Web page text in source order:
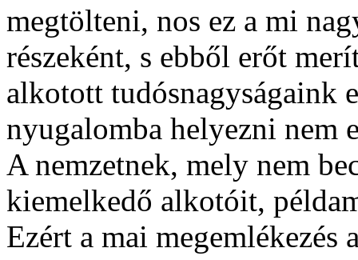
megtölteni, nos ez a mi
részeként, s ebből erőt
alkotott tudósnagyságaink
nyugalomba helyezni nem
A nemzetnek, mely nem
kiemelkedő alkotóit,
Ezért a mai